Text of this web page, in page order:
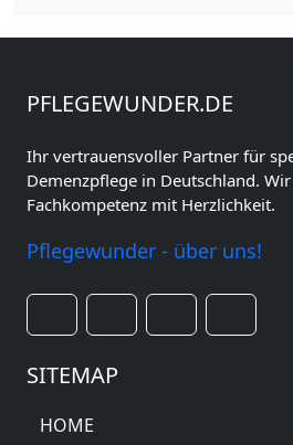
PFLEGEWUNDER.DE
Ihr vertrauensvoller Partner für
Demenzpflege in Deutschland.
Fachkompetenz mit Herzlichkeit.
Pflegewunder - über uns!
SITEMAP
HOME